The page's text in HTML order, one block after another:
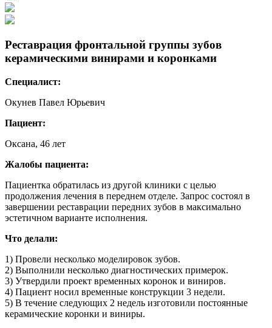
Реставрация фронтальной группы зубов
керамическими винирами и коронками
Специалист:
Окунев Павел Юрьевич
Пациент:
Оксана, 46 лет
Жалобы пациента:
Пациентка обратилась из другой клиники с целью
продолжения лечения в переднем отделе. Запрос состоял в
завершении реставрации передних зубов в максимально
эстетичном варианте исполнения.
Что делали:
1) Провели несколько моделировок зубов.
2) Выполнили несколько диагностических примерок.
3) Утвердили проект временных коронок и виниров.
4) Пациент носил временные конструкции 3 недели.
5) В течение следующих 2 недель изготовили постоянные
керамические коронки и виниры.